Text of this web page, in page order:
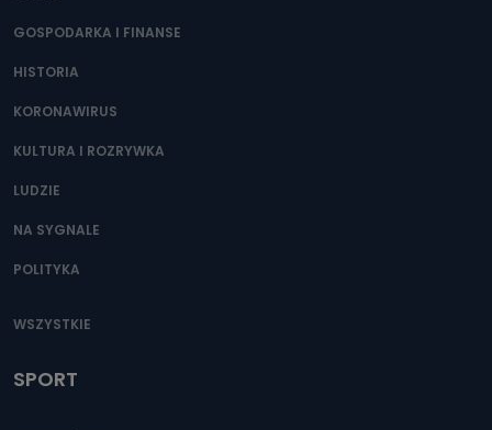
GOSPODARKA I FINANSE
HISTORIA
KORONAWIRUS
KULTURA I ROZRYWKA
LUDZIE
NA SYGNALE
POLITYKA
WSZYSTKIE
SPORT